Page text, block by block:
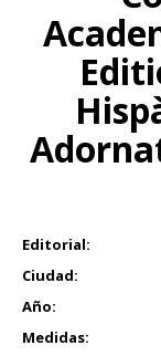
Editorial:
Ciudad:
Año:
Medidas: